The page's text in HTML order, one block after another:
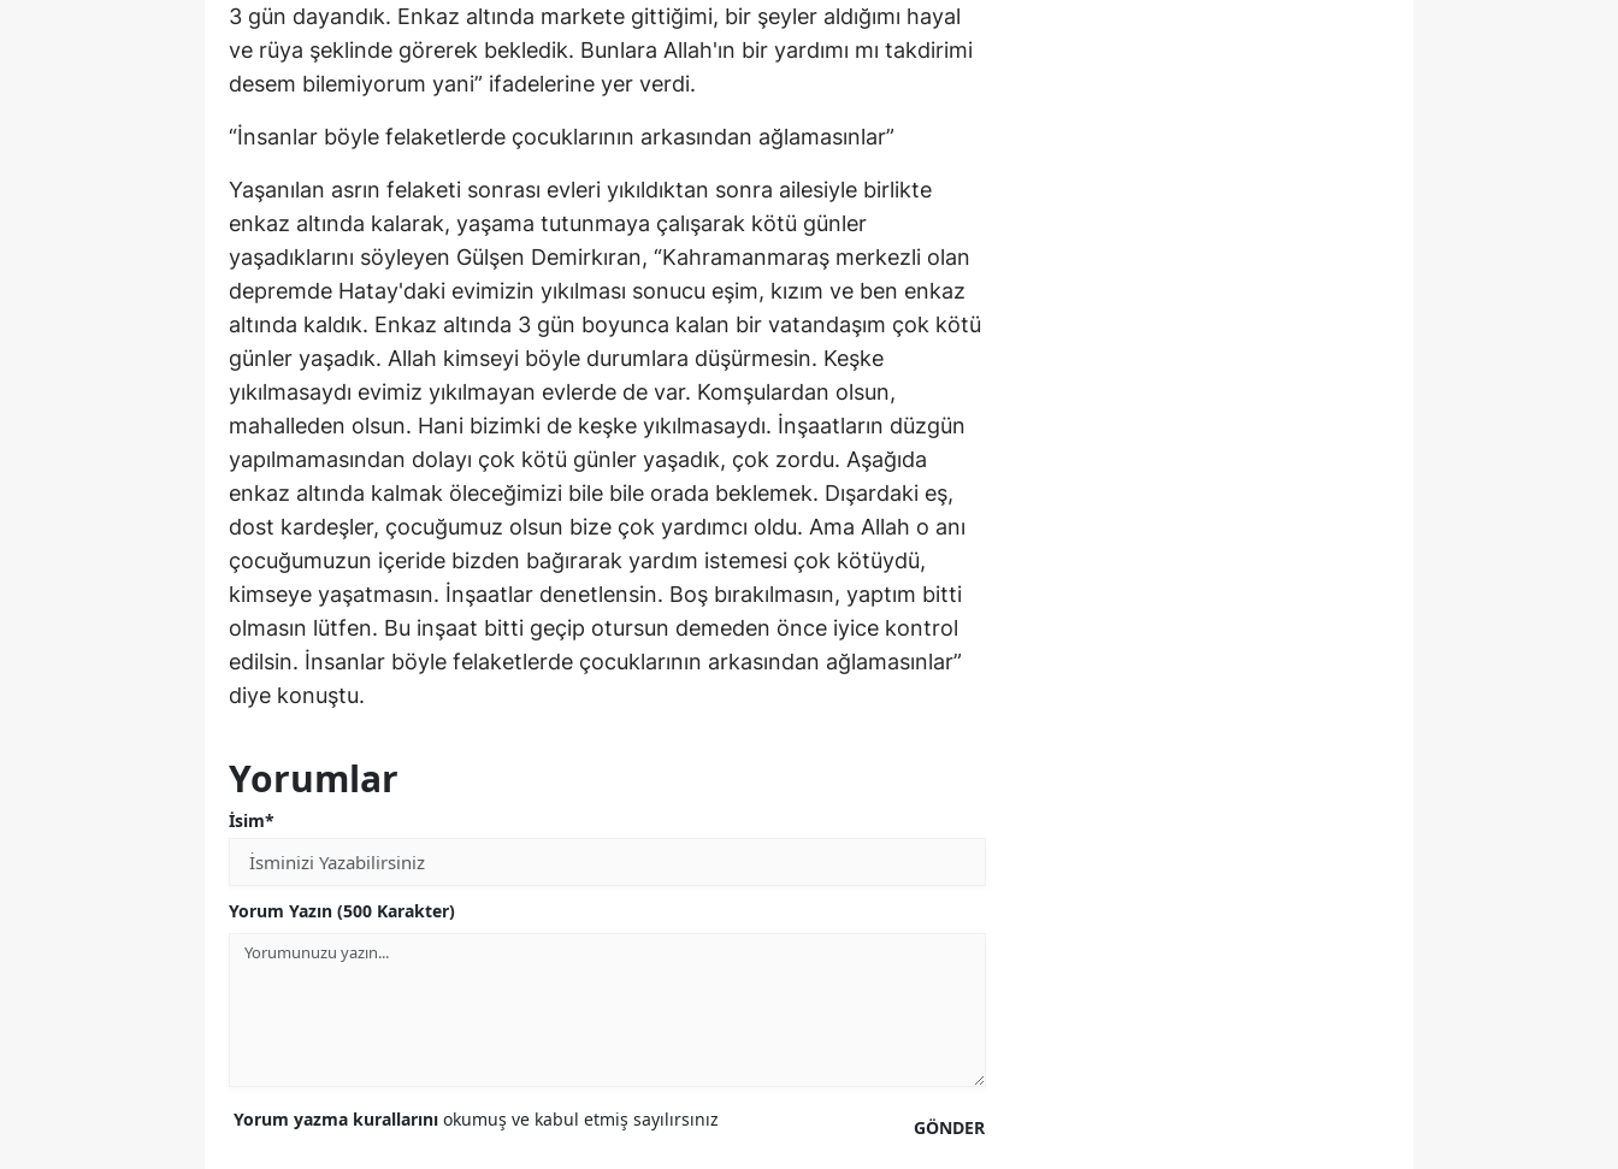
3 gün dayandık. Enkaz altında markete gittiğimi, bir şeyler aldığımı hayal
ve rüya şeklinde görerek bekledik. Bunlara Allah'ın bir yardımı mı takdirimi
desem bilemiyorum yani” ifadelerine yer verdi.
“İnsanlar böyle felaketlerde çocuklarının arkasından ağlamasınlar”
Yaşanılan asrın felaketi sonrası evleri yıkıldıktan sonra ailesiyle birlikte
enkaz altında kalarak, yaşama tutunmaya çalışarak kötü günler
yaşadıklarını söyleyen Gülşen Demirkıran, “Kahramanmaraş merkezli olan
depremde Hatay'daki evimizin yıkılması sonucu eşim, kızım ve ben enkaz
altında kaldık. Enkaz altında 3 gün boyunca kalan bir vatandaşım çok kötü
günler yaşadık. Allah kimseyi böyle durumlara düşürmesin. Keşke
yıkılmasaydı evimiz yıkılmayan evlerde de var. Komşulardan olsun,
mahalleden olsun. Hani bizimki de keşke yıkılmasaydı. İnşaatların düzgün
yapılmamasından dolayı çok kötü günler yaşadık, çok zordu. Aşağıda
enkaz altında kalmak öleceğimizi bile bile orada beklemek. Dışardaki eş,
dost kardeşler, çocuğumuz olsun bize çok yardımcı oldu. Ama Allah o anı
çocuğumuzun içeride bizden bağırarak yardım istemesi çok kötüydü,
kimseye yaşatmasın. İnşaatlar denetlensin. Boş bırakılmasın, yaptım bitti
olmasın lütfen. Bu inşaat bitti geçip otursun demeden önce iyice kontrol
edilsin. İnsanlar böyle felaketlerde çocuklarının arkasından ağlamasınlar”
diye konuştu.
Yorumlar
İsim*
Yorum Yazın (500 Karakter)
GÖNDER
Yorum yazma kurallarını okumuş ve kabul etmiş sayılırsınız